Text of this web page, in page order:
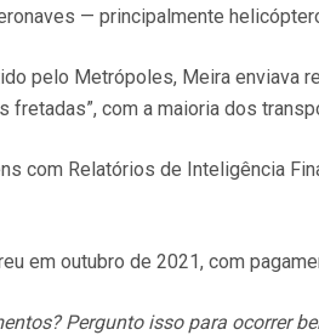
— principalmente
pelo Metrópoles, Meira enviava
fretadas”, com a maioria dos
com Relatórios de Inteligência
em outubro de 2021, com
Pergunto isso para ocorrer